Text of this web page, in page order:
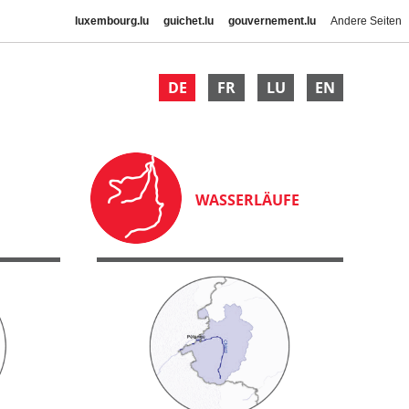
luxembourg.lu guichet.lu gouvernement.lu Andere Seiten
DE FR LU EN
WASSERLÄUFE